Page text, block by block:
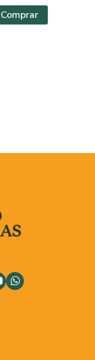
Comprar